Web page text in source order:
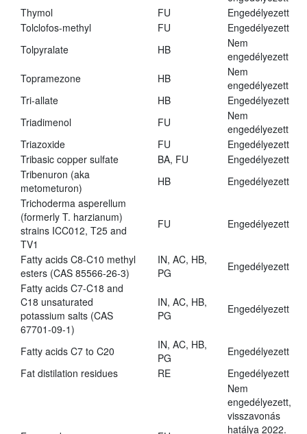
Thymol
FU
Engedélyezett
Tolclofos-methyl
FU
Engedélyezett
Tolpyralate
HB
Nem
engedélyezett
Topramezone
HB
Nem
engedélyezett
Tri-allate
HB
Engedélyezett
Triadimenol
FU
Nem
engedélyezett
Triazoxide
FU
Engedélyezett
Tribasic copper sulfate
BA, FU
Engedélyezett
Tribenuron (aka
metometuron)
HB
Engedélyezett
Trichoderma asperellum
(formerly T. harzianum)
strains ICC012, T25 and
TV1
FU Engedélyezett
Fatty acids C8-C10 methyl
esters (CAS 85566-26-3)
IN, AC, HB,
PG
Engedélyezett
Fatty acids C7-C18 and
C18 unsaturated
potassium salts (CAS
67701-09-1)
IN, AC, HB,
PG
Engedélyezett
Fatty acids C7 to C20
IN, AC, HB,
PG
Engedélyezett
Fat distilation residues
RE Engedélyezett
Nem
engedélyezett,
visszavonás
hatálya 2022.